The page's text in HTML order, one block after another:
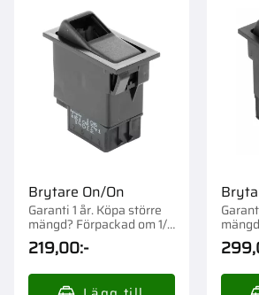
Brytare On/On
Garanti 1 år. Köpa större
mängd? Förpackad om 1/5
st.
219,00:- st.